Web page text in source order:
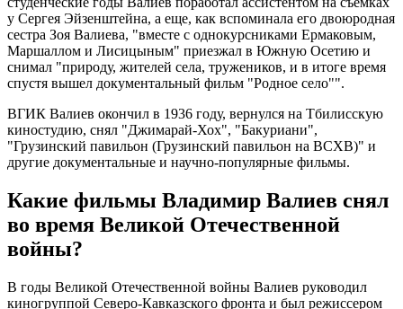
у Сергея Эйзенштейна, а еще, как вспоминала его двоюродная
сестра Зоя Валиева, "вместе с однокурсниками Ермаковым,
Маршаллом и Лисицыным" приезжал в Южную Осетию и
снимал "природу, жителей села, тружеников, и в итоге время
спустя вышел документальный фильм "Родное село"".
ВГИК Валиев окончил в 1936 году, вернулся на Тбилисскую
киностудию, снял "Джимарай-Хох", "Бакуриани",
"Грузинский павильон (Грузинский павильон на ВСХВ)" и
другие документальные и научно-популярные фильмы.
Какие фильмы Владимир Валиев снял
во время Великой Отечественной
войны?
В годы Великой Отечественной войны Валиев руководил
киногруппой Северо-Кавказского фронта и был режиссером